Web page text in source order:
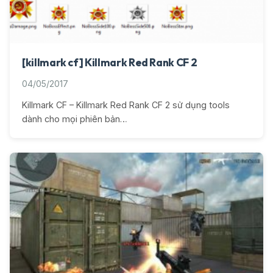
[killmark cf] Killmark Red Rank CF 2
04/05/2017
Killmark CF – Killmark Red Rank CF 2 sử dụng tools
dành cho mọi phiên bản…